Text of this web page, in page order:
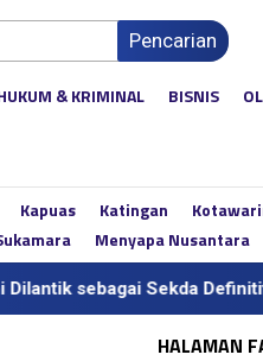
Pencarian
& KRIMINAL BISNIS
Kapuas Katingan
Menyapa Nusantara
Sekda Definitif
HALAMAN